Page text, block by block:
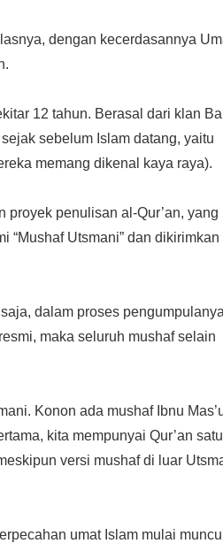
dengan kecerdasannya
12 tahun. Berasal dari klan
sebelum Islam datang, yaitu
memang dikenal kaya raya).
penulisan al-Qur’an, yang
“Mushaf Utsmani” dan dikirimkan
dalam proses pengumpulanya
maka seluruh mushaf selain
Konon ada mushaf Ibnu
kita mempunyai Qur’an
versi mushaf di luar
umat Islam mulai